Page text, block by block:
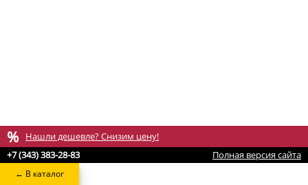
← В каталог
%
Нашли дешевле? Снизим цену!
+7 (343) 383-28-83
Полная версия сайта